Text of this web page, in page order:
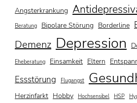
Angsterkrankung
Beratung Bipolare Störung Borderline
Demenz Depression
Eheberatung Einsamkeit Eltern
Essstörung Flugangst
Herzinfarkt Hobby Hochsensibel HSP